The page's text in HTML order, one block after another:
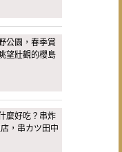
公園，春季賞
望壯觀的櫻島
麼好吃？串炸
，串カツ田中